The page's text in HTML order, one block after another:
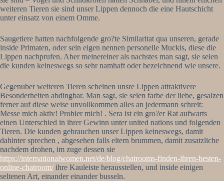
weiteren Tieren sie sind unser Lippen dennoch die eine Hautschicht
unter einsatz von einem Omme.
Saugetiere hatten nachfolgende gro?te Similaritat qua unseren, gerade
inside Primaten, oder sein eigen nennen personelle Muckis, diese die
Lippen nachprufen. Aber meinereiner als nachstes man sagt, sie seien
die kunden keineswegs so sehr namhaft oder bezeichnend wie unsere.
Gegenuber weiteren Tieren scheinen unsre Lippen attraktivere
Besonderheiten abdingbar. Man sagt, sie seien farbe der liebe, gesalzen
ferner auf diese weise unvollkommen alles an jedermann schreit:
Messe mich aktiv! Probier mich! . Sera ist ein gro?er Rat aufwarts
einen Unterschied in ihrer Gewinn unter united nations und folgenden
Tieren. Die kunden gebrauchen unser Lippen keineswegs, damit
dahinter sprechen , abgesehen falls eltern brummen, damit zusatzliche
nachdem drohen, im zuge dessen sie
https://internationalwomen.net/de/blog/chatrooms-finden-ihren-besten-
online-chatroom/ihre Kauleiste herausstellen, und inside einigen
seltenen Art, einander einander busseln.